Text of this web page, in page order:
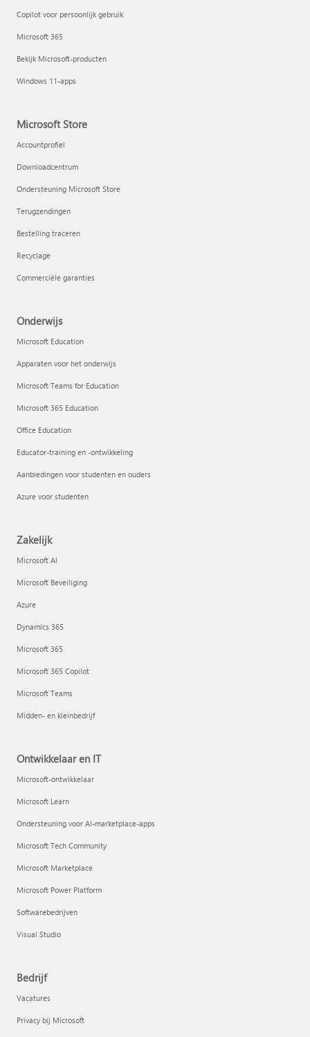
Copilot voor persoonlijk gebruik
Microsoft 365
Bekijk Microsoft-producten
Windows 11-apps
Microsoft Store
Accountprofiel
Downloadcentrum
Ondersteuning Microsoft Store
Terugzendingen
Bestelling traceren
Recyclage
Commerciële garanties
Onderwijs
Microsoft Education
Apparaten voor het onderwijs
Microsoft Teams for Education
Microsoft 365 Education
Office Education
Educator-training en -ontwikkeling
Aanbiedingen voor studenten en ouders
Azure voor studenten
Zakelijk
Microsoft AI
Microsoft Beveiliging
Azure
Dynamics 365
Microsoft 365
Microsoft 365 Copilot
Microsoft Teams
Midden- en kleinbedrijf
Ontwikkelaar en IT
Microsoft-ontwikkelaar
Microsoft Learn
Ondersteuning voor AI-marketplace-apps
Microsoft Tech Community
Microsoft Marketplace
Microsoft Power Platform
Softwarebedrijven
Visual Studio
Bedrijf
Vacatures
Privacy bij Microsoft